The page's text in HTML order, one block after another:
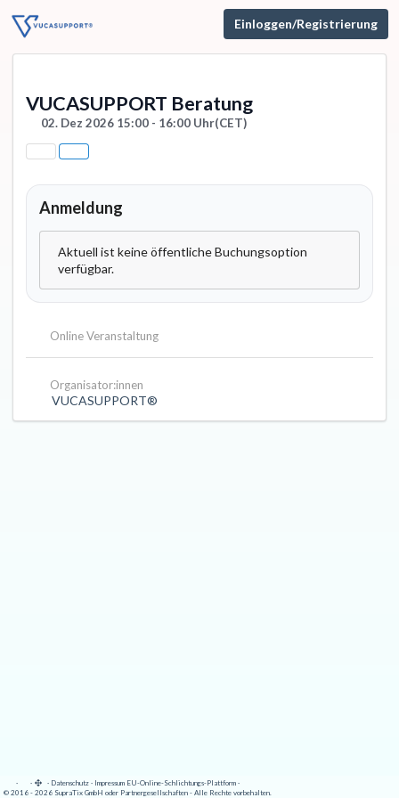
Einloggen/Registrierung
VUCASUPPORT Beratung
02. Dez 2026 15:00 - 16:00 Uhr(CET)
Anmeldung
Aktuell ist keine öffentliche Buchungsoption
verfügbar.
Online Veranstaltung
Organisator:innen
VUCASUPPORT®
· · · Datenschutz · Impressum EU-Online-Schlichtungs-Plattform ·
© 2016 - 2026 SupraTix GmbH oder Partnergesellschaften - Alle Rechte vorbehalten.